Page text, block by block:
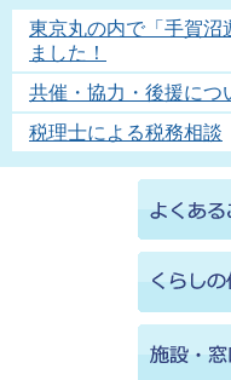
東京丸の内で「手賀沼
ました！
共催・協力・後援につ
税理士による税務相談